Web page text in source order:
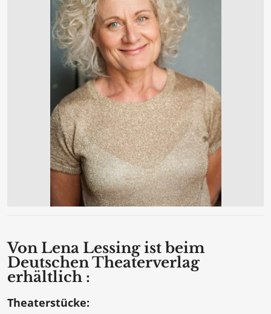
Von Lena Lessing ist beim
Deutschen Theaterverlag
erhältlich :
Theaterstücke: